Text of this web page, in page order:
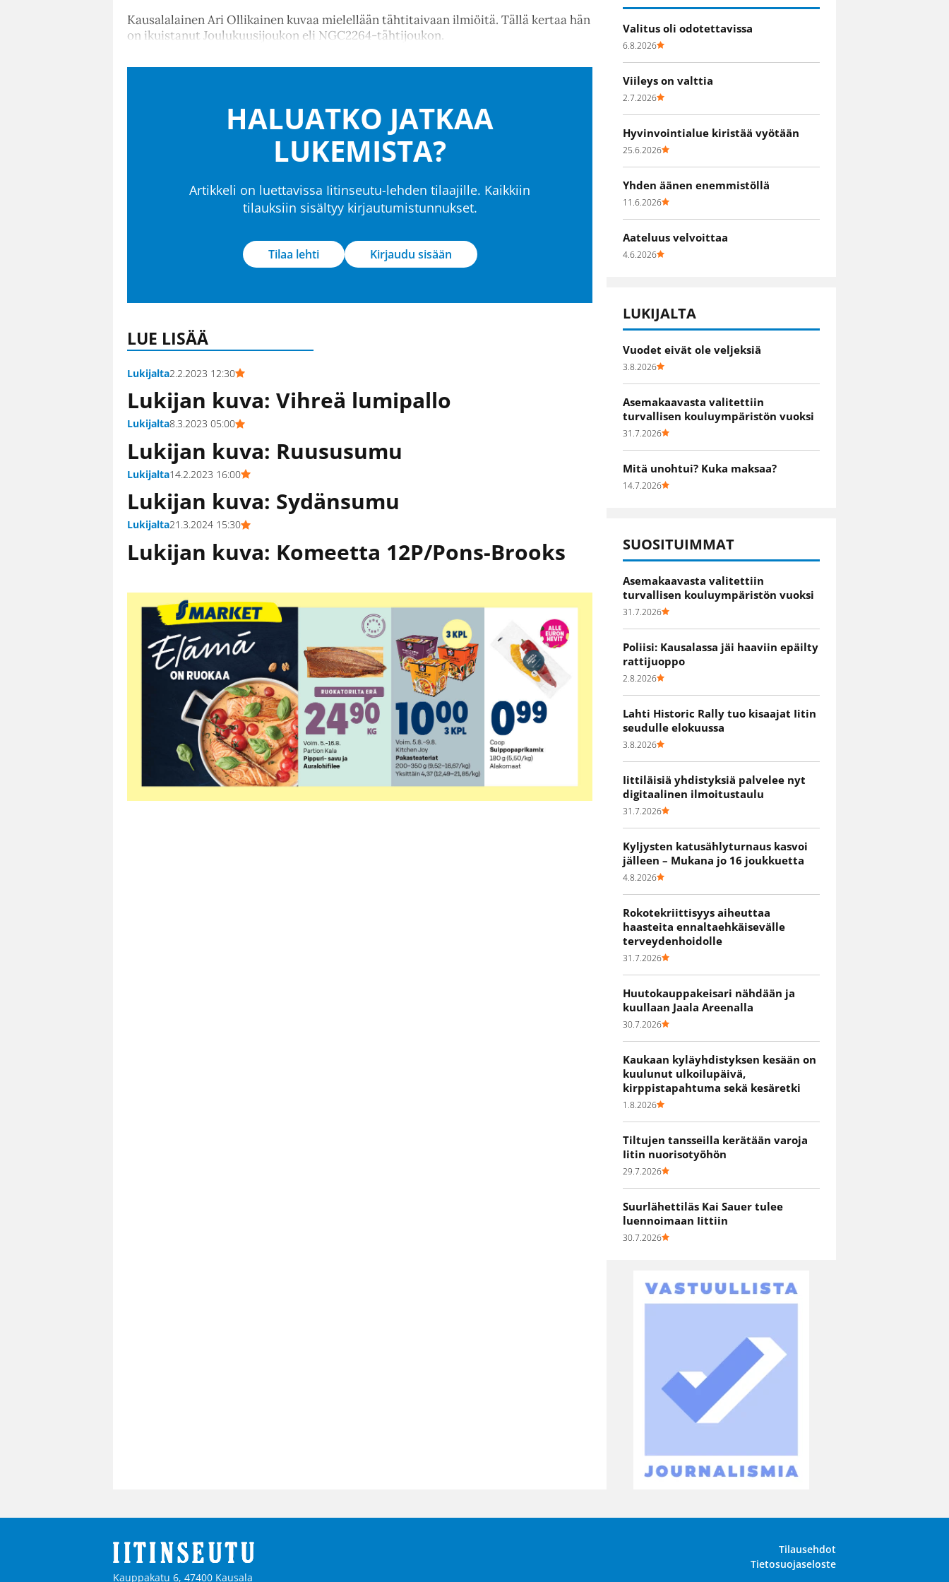
Kausalalainen Ari Ollikainen kuvaa mielellään tähtitaivaan ilmiöitä. Tällä kertaa hän
on ikuistanut Joulukuusijoukon eli NGC2264-tähtijoukon.
HALUATKO JATKAA
LUKEMISTA?
Artikkeli on luettavissa Iitinseutu-lehden tilaajille. Kaikkiin
tilauksiin sisältyy kirjautumistunnukset.
Tilaa lehti Kirjaudu sisään
LUE LISÄÄ
Lukijalta2.2.2023 12:30
Lukijan kuva: Vihreä lumipallo
Lukijalta8.3.2023 05:00
Lukijan kuva: Ruususumu
Lukijalta14.2.2023 16:00
Lukijan kuva: Sydänsumu
Lukijalta21.3.2024 15:30
Lukijan kuva: Komeetta 12P/Pons-Brooks
Valitus oli odotettavissa
6.8.2026
Viileys on valttia
2.7.2026
Hyvinvointialue kiristää vyötään
25.6.2026
Yhden äänen enemmistöllä
11.6.2026
Aateluus velvoittaa
4.6.2026
LUKIJALTA
Vuodet eivät ole veljeksiä
3.8.2026
Asemakaavasta valitettiin
turvallisen kouluympäristön vuoksi
31.7.2026
Mitä unohtui? Kuka maksaa?
14.7.2026
SUOSITUIMMAT
Asemakaavasta valitettiin
turvallisen kouluympäristön vuoksi
31.7.2026
Poliisi: Kausalassa jäi haaviin epäilty
rattijuoppo
2.8.2026
Lahti Historic Rally tuo kisaajat Iitin
seudulle elokuussa
3.8.2026
Iittiläisiä yhdistyksiä palvelee nyt
digitaalinen ilmoitustaulu
31.7.2026
Kyljysten katusählyturnaus kasvoi
jälleen – Mukana jo 16 joukkuetta
4.8.2026
Rokotekriittisyys aiheuttaa
haasteita ennaltaehkäisevälle
terveydenhoidolle
31.7.2026
Huutokauppakeisari nähdään ja
kuullaan Jaala Areenalla
30.7.2026
Kaukaan kyläyhdistyksen kesään on
kuulunut ulkoilupäivä,
kirppistapahtuma sekä kesäretki
1.8.2026
Tiltujen tansseilla kerätään varoja
Iitin nuorisotyöhön
29.7.2026
Suurlähettiläs Kai Sauer tulee
luennoimaan Iittiin
30.7.2026
Kauppakatu 6, 47400 Kausala
Tilausehdot
Tietosuojaseloste